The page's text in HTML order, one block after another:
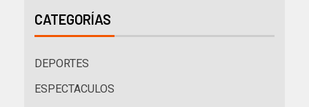
CATEGORÍAS
DEPORTES
ESPECTACULOS